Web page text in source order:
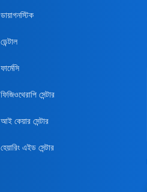
ডায়াগনস্টিক
ডেন্টাল
ফার্মেসি
ফিজিওথেরাপি সেন্টার
আই কেয়ার সেন্টার
হেয়ারিং এইড সেন্টার